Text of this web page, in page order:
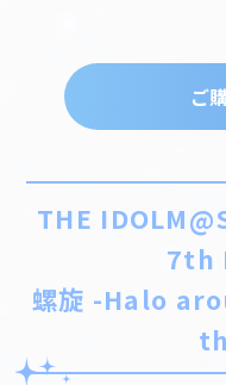
ご
THE
7th
螺旋 -Halo